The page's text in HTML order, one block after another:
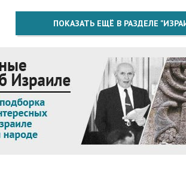
ПОКАЗАТЬ ЕЩЁ В РАЗДЕЛЕ